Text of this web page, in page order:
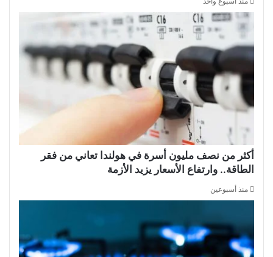
أكثر من نصف مليون أسرة في هولندا تعاني من فقر
الطاقة.. وارتفاع الأسعار يزيد الأزمة
منذ أسبوعين